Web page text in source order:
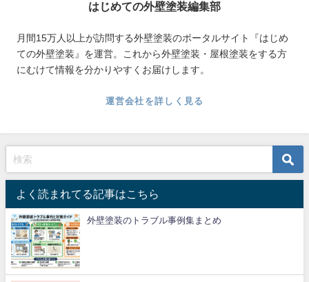
はじめての外壁塗装編集部
月間15万人以上が訪問する外壁塗装のポータルサイト『はじめ
ての外壁塗装』を運営。これから外壁塗装・屋根塗装をする方
にむけて情報を分かりやすくお届けします。
運営会社を詳しく見る
よく読まれてる記事はこちら
外壁塗装のトラブル事例集まとめ